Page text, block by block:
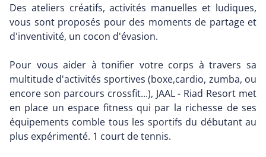
Des ateliers créatifs, activités manuelles et ludiques,
vous sont proposés pour des moments de partage et
d'inventivité, un cocon d'évasion.
Pour vous aider à tonifier votre corps à travers sa
multitude d'activités sportives (boxe,cardio, zumba, ou
encore son parcours crossfit...), JAAL - Riad Resort met
en place un espace fitness qui par la richesse de ses
équipements comble tous les sportifs du débutant au
plus expérimenté. 1 court de tennis.